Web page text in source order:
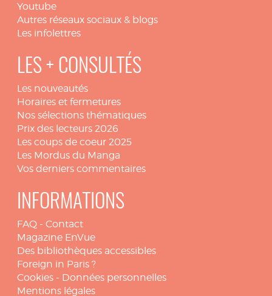
Youtube
Autres réseaux sociaux & blogs
Les infolettres
LES + CONSULTÉS
Les nouveautés
Horaires et fermetures
Nos sélections thématiques
Prix des lecteurs 2026
Les coups de coeur 2025
Les Mordus du Manga
Vos derniers commentaires
INFORMATIONS
FAQ - Contact
Magazine EnVue
Des bibliothèques accessibles
Foreign in Paris ?
Cookies - Données personnelles
Mentions légales